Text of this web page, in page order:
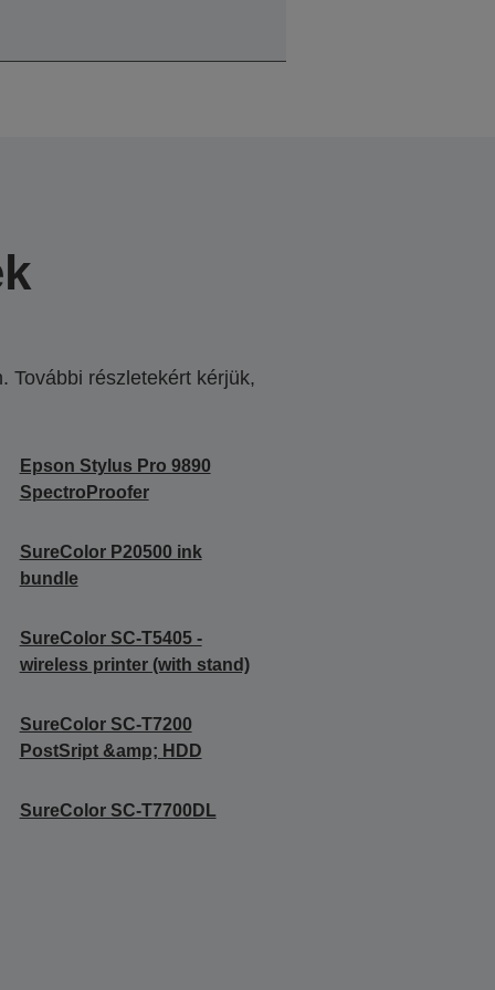
További részletekért kérjük,
Epson Stylus Pro 9890
SpectroProofer
SureColor P20500 ink
bundle
SureColor SC-T5405 -
wireless printer (with stand)
SureColor SC-T7200
PostSript &amp; HDD
SureColor SC-T7700DL